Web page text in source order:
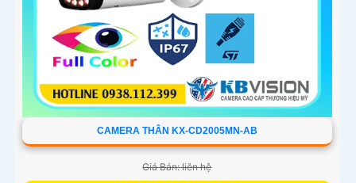
CAMERA THÂN KX-CD2005MN-AB
Giá Bán: liên hệ